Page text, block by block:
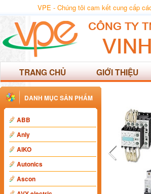
VPE - Chúng tôi cam kết cung cấp
TRANG CHỦ GIỚI THIỆU
DANH MỤC SẢN PHẨM
ABB
Anly
AIKO
Autonics
Ascon